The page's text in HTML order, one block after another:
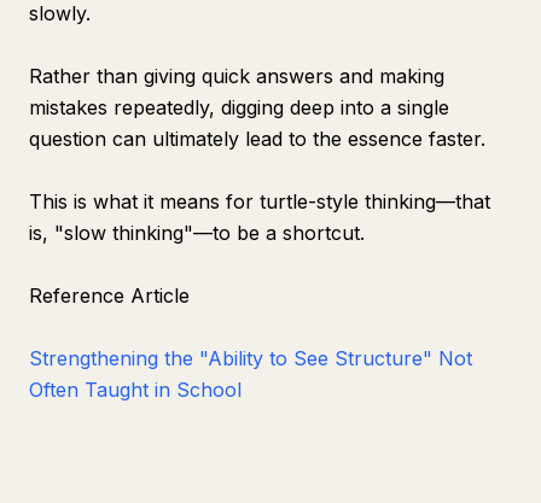
slowly.
Rather than giving quick answers and making
mistakes repeatedly, digging deep into a single
question can ultimately lead to the essence faster.
This is what it means for turtle-style thinking—that
is, "slow thinking"—to be a shortcut.
Reference Article
Strengthening the "Ability to See Structure" Not
Often Taught in School